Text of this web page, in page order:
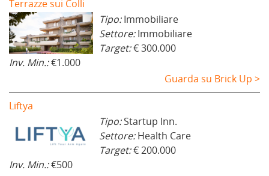
Terrazze sui Colli
Tipo:Immobiliare
Settore:Immobiliare
Target:€ 300.000
Inv. Min.:€1.000
Guarda su Brick Up >
Liftya
Tipo:Startup Inn.
Settore:Health Care
Target:€ 200.000
Inv. Min.:€500